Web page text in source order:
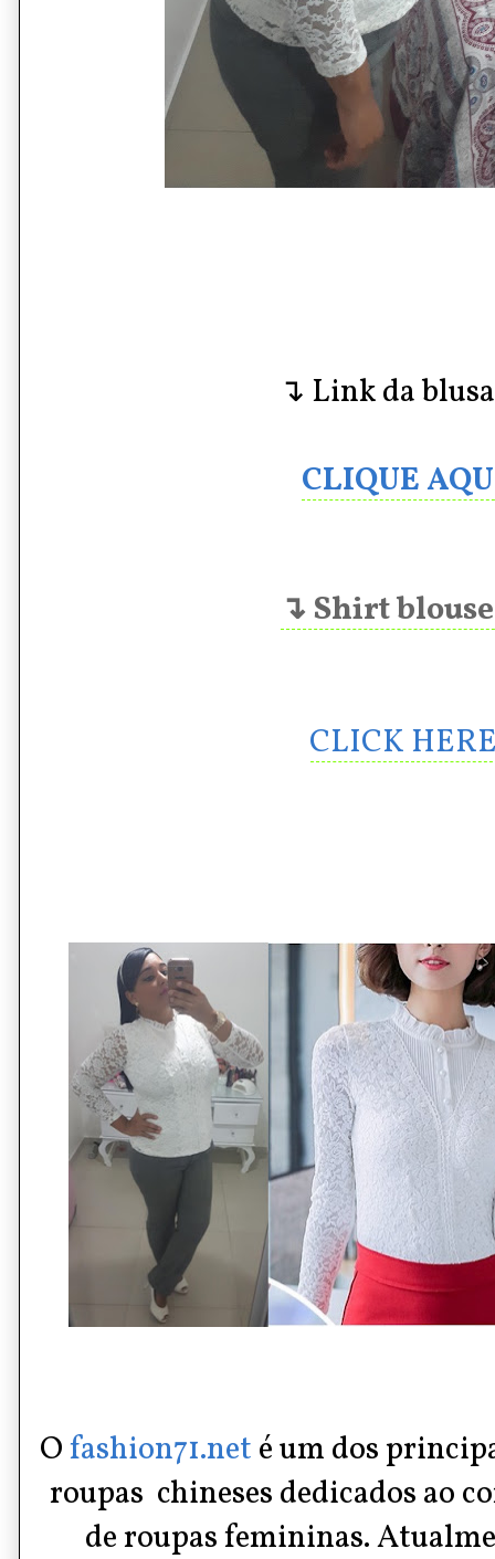
↴ Link da
CLIQUE
↴ Shirt
CLICK
Ofashion71.neté um dos
roupas chineses dedicados ao
de roupas femininas.